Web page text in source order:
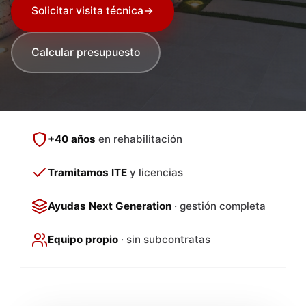
Solicitar visita técnica→
Calcular presupuesto
+40 años en rehabilitación
Tramitamos ITE y licencias
Ayudas Next Generation · gestión completa
Equipo propio · sin subcontratas